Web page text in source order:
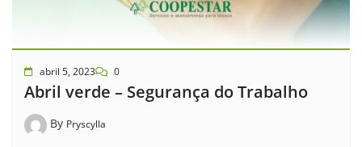
abril 5, 2023 0
Abril verde – Segurança do Trabalho
By Pryscylla